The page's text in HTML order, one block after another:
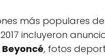
más populares de
incluyeron
Beyoncé, fotos